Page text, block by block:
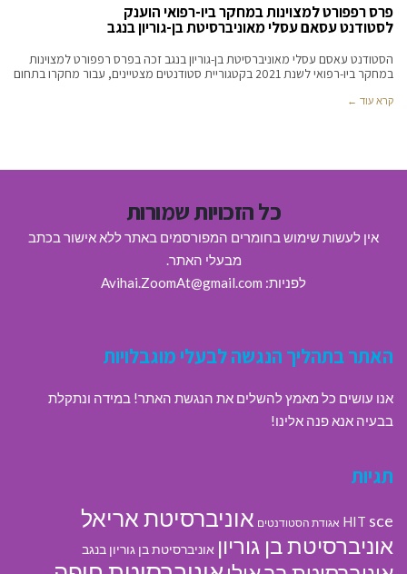
פרס רפפורט למצוינות במחקר ביו-רפואי הוענק
לסטודנט עסאם עסלי מאוניברסיטת בן-גוריון בנגב
הסטודנט עאסם עסלי מאוניברסיטת בן-גוריון בנגב זכה בפרס רפפורט למצוינות
במחקר ביו-רפואי לשנת 2021 בקטגוריית סטודנטים מצטיינים, עבור מחקרו בתחום
קרא עוד ←
כל הזכויות שמורות
אין לעשות שימוש בחומרים המפורסמים באתר ללא אישור בכתב
מבעלי האתר.
לפניות: Avihai.ZoomAt@gmail.com
האתר בתהליך הנגשה לבעלי מוגבלויות
אנו עושים כל מאמץ להשלים את הנגשת האתר! במידה ונתקלת
בבעיה אנא פנה אלינו!
תגיות
HIT sce אגודת הסטודנטים אוניברסיטת אריאל
אוניברסיטת בן גוריון אוניברסיטת בן גוריון בנגב